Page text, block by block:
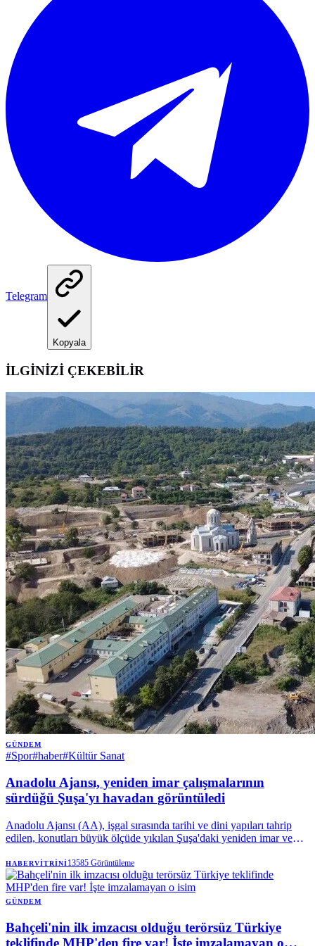
Telegram
Kopyala
İLGİNİZİ ÇEKEBİLİR
GÜNDEM
#Spor#haber#Kültür Sanat
Anadolu Ajansı, yeniden imar çalışmalarının
sürdüğü Şuşa'yı havadan görüntüledi
Anadolu Ajansı (AA), işgal sırasında tarihi ve dini yapıları tahrip
edilen, konutları büyük ölçüde yıkılan Şuşa'daki yeniden imar ve
HABERVITRINI13585 Görüntüleme
GÜNDEM
Bahçeli'nin ilk imzacısı olduğu terörsüz Türkiye
teklifinde MHP'den fire var! İşte imzalamayan o